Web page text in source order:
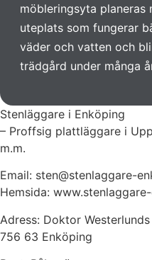
möbleringsyta planeras
uteplats som fungerar
väder och vatten och
trädgård under många
Stenläggare i Enköping
– Proffsig plattläggare i
m.m.
Email: sten@stenlaggare-
Hemsida:
Adress: Doktor
756 63 Enköping